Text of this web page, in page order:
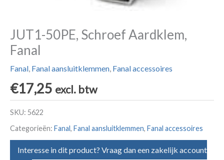
JUT1-50PE, Schroef Aardklem,
Fanal
Fanal, Fanal aansluitklemmen, Fanal accessoires
€17,25 excl. btw
SKU: 5622
Categorieën: Fanal, Fanal aansluitklemmen, Fanal accessoires
Interesse in dit product? Vraag dan een zakelijk account